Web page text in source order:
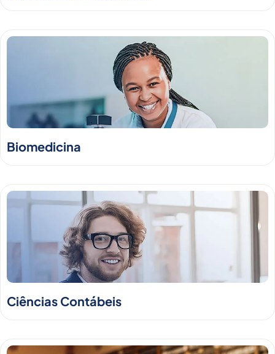
Biomedicina
Ciências Contábeis